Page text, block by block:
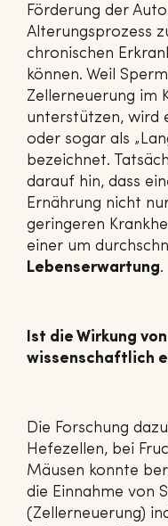
Förderung der
Alterungsprozess
chronischen
können. Weil
Zellerneuerung im
unterstützen, wird
oder sogar als
bezeichnet.
darauf hin, dass
Ernährung nicht
geringeren
einer um
Lebenserwartung.
Ist die Wirkung
wissenschaftlich
Die Forschung
Hefezellen, bei
Mäusen konnte
die Einnahme von
(Zellerneuerung)